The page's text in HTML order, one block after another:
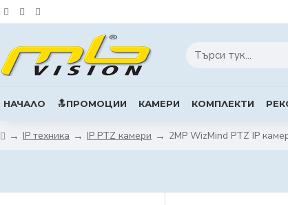
НАЧАЛО 🔝ПРОМОЦИИ КАМЕРИ КОМПЛЕКТИ
IP техника IP PTZ камери 2MP WizMind PTZ IP